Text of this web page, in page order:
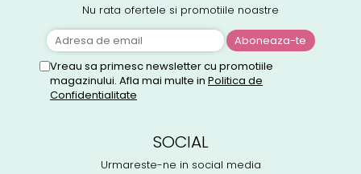
Nu rata ofertele si promotiile noastre
Vreau sa primesc newsletter cu promotiile
magazinului. Afla mai multe in Politica de
Confidentialitate
SOCIAL
Urmareste-ne in social media